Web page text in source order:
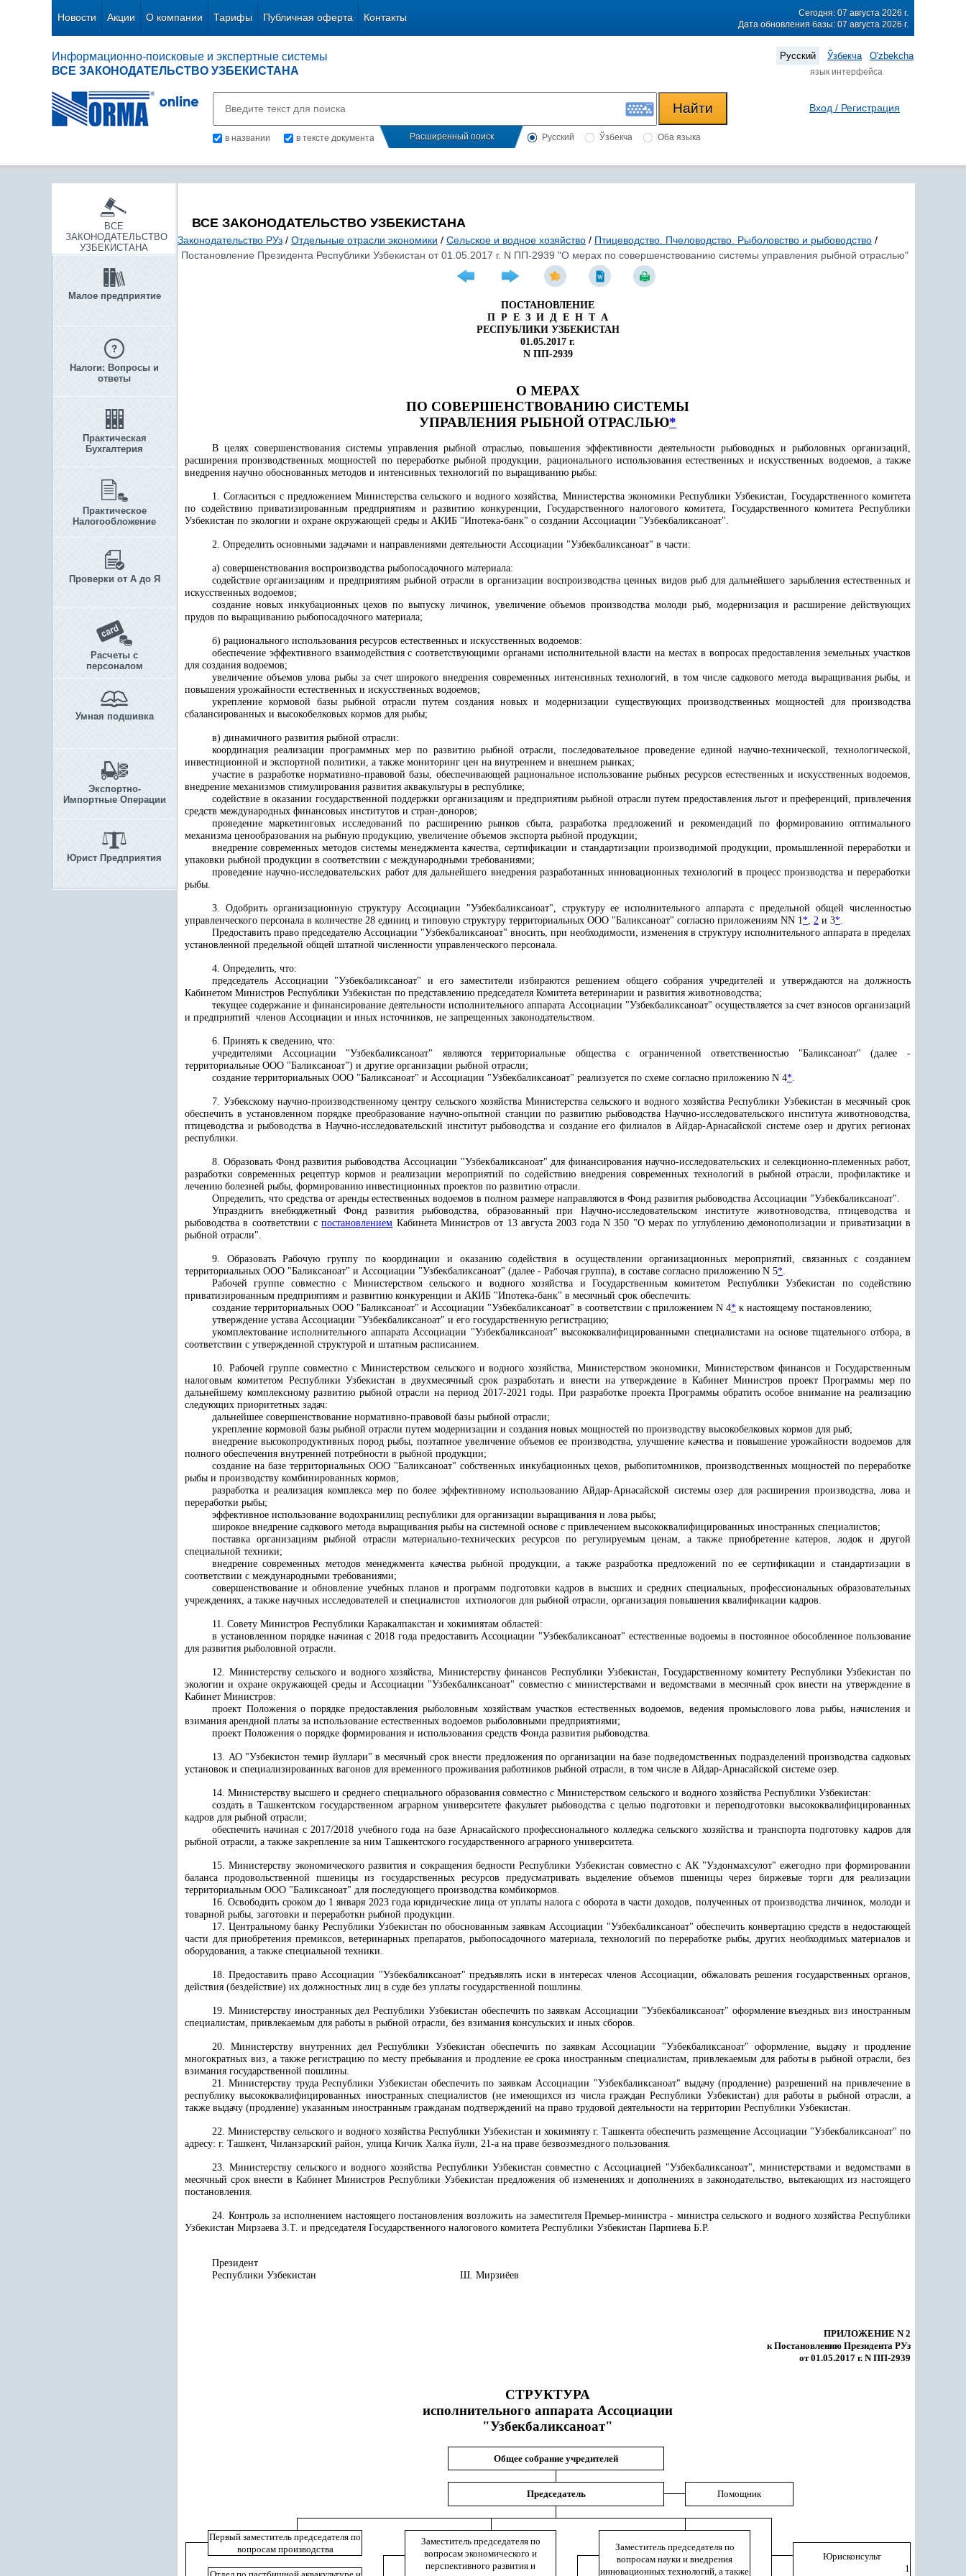
Новости Акции О компании Тарифы Публичная оферта Контакты
Сегодня: 07 августа 2026 г.
Дата обновления базы: 07 августа 2026 г.
Информационно-поисковые и экспертные системы
ВСЕ ЗАКОНОДАТЕЛЬСТВО УЗБЕКИСТАНА
Русский Ўзбекча O'zbekcha
язык интерфейса
в названии в тексте документа Расширенный поиск Русский Ўзбекча Оба языка
Вход / Регистрация
ВСЕ
ЗАКОНОДАТЕЛЬСТВО
УЗБЕКИСТАНА
Малое предприятие
Налоги: Вопросы и
ответы
Практическая
Бухгалтерия
Практическое
Налогообложение
Проверки от А до Я
Расчеты с
персоналом
Умная подшивка
Экспортно-
Импортные Операции
Юрист Предприятия
ВСЕ ЗАКОНОДАТЕЛЬСТВО УЗБЕКИСТАНА
Законодательство РУз / Отдельные отрасли экономики / Сельское и водное хозяйство / Птицеводство. Пчеловодство. Рыболовство и рыбоводство /
Постановление Президента Республики Узбекистан от 01.05.2017 г. N ПП-2939 "О мерах по совершенствованию системы управления рыбной отраслью"
ПОСТАНОВЛЕНИЕ
П Р Е З И Д Е Н Т А
РЕСПУБЛИКИ УЗБЕКИСТАН
01.05.2017 г.
N ПП-2939
О МЕРАХ
ПО СОВЕРШЕНСТВОВАНИЮ СИСТЕМЫ
УПРАВЛЕНИЯ РЫБНОЙ ОТРАСЛЬЮ*
В целях совершенствования системы управления рыбной отраслью, повышения эффективности деятельности рыбоводных и рыболовных организаций,
расширения производственных мощностей по переработке рыбной продукции, рационального использования естественных и искусственных водоемов, а также
внедрения научно обоснованных методов и интенсивных технологий по выращиванию рыбы:
1. Согласиться с предложением Министерства сельского и водного хозяйства, Министерства экономики Республики Узбекистан, Государственного комитета
по содействию приватизированным предприятиям и развитию конкуренции, Государственного налогового комитета, Государственного комитета Республики
Узбекистан по экологии и охране окружающей среды и АКИБ "Ипотека-банк" о создании Ассоциации "Узбекбаликсаноат".
2. Определить основными задачами и направлениями деятельности Ассоциации "Узбекбаликсаноат" в части:
а) совершенствования воспроизводства рыбопосадочного материала:
содействие организациям и предприятиям рыбной отрасли в организации воспроизводства ценных видов рыб для дальнейшего зарыбления естественных и
искусственных водоемов;
создание новых инкубационных цехов по выпуску личинок, увеличение объемов производства молоди рыб, модернизация и расширение действующих
прудов по выращиванию рыбопосадочного материала;
б) рационального использования ресурсов естественных и искусственных водоемов:
обеспечение эффективного взаимодействия с соответствующими органами исполнительной власти на местах в вопросах предоставления земельных участков
для создания водоемов;
увеличение объемов улова рыбы за счет широкого внедрения современных интенсивных технологий, в том числе садкового метода выращивания рыбы, и
повышения урожайности естественных и искусственных водоемов;
укрепление кормовой базы рыбной отрасли путем создания новых и модернизации существующих производственных мощностей для производства
сбалансированных и высокобелковых кормов для рыбы;
в) динамичного развития рыбной отрасли:
координация реализации программных мер по развитию рыбной отрасли, последовательное проведение единой научно-технической, технологической,
инвестиционной и экспортной политики, а также мониторинг цен на внутреннем и внешнем рынках;
участие в разработке нормативно-правовой базы, обеспечивающей рациональное использование рыбных ресурсов естественных и искусственных водоемов,
внедрение механизмов стимулирования развития аквакультуры в республике;
содействие в оказании государственной поддержки организациям и предприятиям рыбной отрасли путем предоставления льгот и преференций, привлечения
средств международных финансовых институтов и стран-доноров;
проведение маркетинговых исследований по расширению рынков сбыта, разработка предложений и рекомендаций по формированию оптимального
механизма ценообразования на рыбную продукцию, увеличение объемов экспорта рыбной продукции;
внедрение современных методов системы менеджмента качества, сертификации и стандартизации производимой продукции, промышленной переработки и
упаковки рыбной продукции в соответствии с международными требованиями;
проведение научно-исследовательских работ для дальнейшего внедрения разработанных инновационных технологий в процесс производства и переработки
рыбы.
3. Одобрить организационную структуру Ассоциации "Узбекбаликсаноат", структуру ее исполнительного аппарата с предельной общей численностью
управленческого персонала в количестве 28 единиц и типовую структуру территориальных ООО "Баликсаноат" согласно приложениям NN 1*, 2 и 3*.
Предоставить право председателю Ассоциации "Узбекбаликсаноат" вносить, при необходимости, изменения в структуру исполнительного аппарата в пределах
установленной предельной общей штатной численности управленческого персонала.
4. Определить, что:
председатель Ассоциации "Узбекбаликсаноат" и его заместители избираются решением общего собрания учредителей и утверждаются на должность
Кабинетом Министров Республики Узбекистан по представлению председателя Комитета ветеринарии и развития животноводства;
текущее содержание и финансирование деятельности исполнительного аппарата Ассоциации "Узбекбаликсаноат" осуществляется за счет взносов организаций
и предприятий членов Ассоциации и иных источников, не запрещенных законодательством.
6. Принять к сведению, что:
учредителями Ассоциации "Узбекбаликсаноат" являются территориальные общества c ограниченной ответственностью "Баликсаноат" (далее -
территориальные ООО "Баликсаноат") и другие организации рыбной отрасли;
создание территориальных ООО "Баликсаноат" и Ассоциации "Узбекбаликсаноат" реализуется по схеме согласно приложению N 4*.
7. Узбекскому научно-производственному центру сельского хозяйства Министерства сельского и водного хозяйства Республики Узбекистан в месячный срок
обеспечить в установленном порядке преобразование научно-опытной станции по развитию рыбоводства Научно-исследовательского института животноводства,
птицеводства и рыбоводства в Научно-исследовательский институт рыбоводства и создание его филиалов в Айдар-Арнасайской системе озер и других регионах
республики.
8. Образовать Фонд развития рыбоводства Ассоциации "Узбекбаликсаноат" для финансирования научно-исследовательских и селекционно-племенных работ,
разработки современных рецептур кормов и реализации мероприятий по содействию внедрения современных технологий в рыбной отрасли, профилактике и
лечению болезней рыбы, формированию инвестиционных проектов по развитию отрасли.
Определить, что средства от аренды естественных водоемов в полном размере направляются в Фонд развития рыбоводства Ассоциации "Узбекбаликсаноат".
Упразднить внебюджетный Фонд развития рыбоводства, образованный при Научно-исследовательском институте животноводства, птицеводства и
рыбоводства в соответствии спостановлением Кабинета Министров от 13 августа 2003 года N 350 "О мерах по углублению демонополизации и приватизации в
рыбной отрасли".
9. Образовать Рабочую группу по координации и оказанию содействия в осуществлении организационных мероприятий, связанных с созданием
территориальных ООО "Баликсаноат" и Ассоциации "Узбекбаликсаноат" (далее - Рабочая группа), в составе согласно приложению N 5*.
Рабочей группе совместно с Министерством сельского и водного хозяйства и Государственным комитетом Республики Узбекистан по содействию
приватизированным предприятиям и развитию конкуренции и АКИБ "Ипотека-банк" в месячный срок обеспечить:
создание территориальных ООО "Баликсаноат" и Ассоциации "Узбекбаликсаноат" в соответствии с приложением N 4* к настоящему постановлению;
утверждение устава Ассоциации "Узбекбаликсаноат" и его государственную регистрацию;
укомплектование исполнительного аппарата Ассоциации "Узбекбаликсаноат" высококвалифицированными специалистами на основе тщательного отбора, в
соответствии с утвержденной структурой и штатным расписанием.
10. Рабочей группе совместно с Министерством сельского и водного хозяйства, Министерством экономики, Министерством финансов и Государственным
налоговым комитетом Республики Узбекистан в двухмесячный срок разработать и внести на утверждение в Кабинет Министров проект Программы мер по
дальнейшему комплексному развитию рыбной отрасли на период 2017-2021 годы. При разработке проекта Программы обратить особое внимание на реализацию
следующих приоритетных задач:
дальнейшее совершенствование нормативно-правовой базы рыбной отрасли;
укрепление кормовой базы рыбной отрасли путем модернизации и создания новых мощностей по производству высокобелковых кормов для рыб;
внедрение высокопродуктивных пород рыбы, поэтапное увеличение объемов ее производства, улучшение качества и повышение урожайности водоемов для
полного обеспечения внутренней потребности в рыбной продукции;
создание на базе территориальных ООО "Баликсаноат" собственных инкубационных цехов, рыбопитомников, производственных мощностей по переработке
рыбы и производству комбинированных кормов;
разработка и реализация комплекса мер по более эффективному использованию Айдар-Арнасайской системы озер для расширения производства, лова и
переработки рыбы;
эффективное использование водохранилищ республики для организации выращивания и лова рыбы;
широкое внедрение садкового метода выращивания рыбы на системной основе с привлечением высококвалифицированных иностранных специалистов;
поставка организациям рыбной отрасли материально-технических ресурсов по регулируемым ценам, а также приобретение катеров, лодок и другой
специальной техники;
внедрение современных методов менеджмента качества рыбной продукции, а также разработка предложений по ее сертификации и стандартизации в
соответствии с международными требованиями;
совершенствование и обновление учебных планов и программ подготовки кадров в высших и средних специальных, профессиональных образовательных
учреждениях, а также научных исследователей и специалистов ихтиологов для рыбной отрасли, организация повышения квалификации кадров.
11. Совету Министров Республики Каракалпакстан и хокимиятам областей:
в установленном порядке начиная с 2018 года предоставить Ассоциации "Узбекбаликсаноат" естественные водоемы в постоянное обособленное пользование
для развития рыболовной отрасли.
12. Министерству сельского и водного хозяйства, Министерству финансов Республики Узбекистан, Государственному комитету Республики Узбекистан по
экологии и охране окружающей среды и Ассоциации "Узбекбаликсаноат" совместно с министерствами и ведомствами в месячный срок внести на утверждение в
Кабинет Министров:
проект Положения о порядке предоставления рыболовным хозяйствам участков естественных водоемов, ведения промыслового лова рыбы, начисления и
взимания арендной платы за использование естественных водоемов рыболовными предприятиями;
проект Положения о порядке формирования и использования средств Фонда развития рыбоводства.
13. АО "Узбекистон темир йуллари" в месячный срок внести предложения по организации на базе подведомственных подразделений производства садковых
установок и специализированных вагонов для временного проживания работников рыбной отрасли, в том числе в Айдар-Арнасайской системе озер.
14. Министерству высшего и среднего специального образования совместно с Министерством сельского и водного хозяйства Республики Узбекистан:
создать в Ташкентском государственном аграрном университете факультет рыбоводства с целью подготовки и переподготовки высококвалифицированных
кадров для рыбной отрасли;
обеспечить начиная с 2017/2018 учебного года на базе Арнасайского профессионального колледжа сельского хозяйства и транспорта подготовку кадров для
рыбной отрасли, а также закрепление за ним Ташкентского государственного аграрного университета.
15.Министерству экономического развития и сокращения бедности Республики Узбекистан совместно с АК "Уздонмахсулот" ежегодно при формировании
баланса продовольственной пшеницы из государственных ресурсов предусматривать выделение объемов пшеницы через биржевые торги для реализации
территориальным ООО "Баликсаноат" для последующего производства комбикормов.
16. Освободить сроком до 1 января 2023 года юридические лица от уплаты налога с оборота в части доходов, полученных от производства личинок, молоди и
товарной рыбы, заготовки и переработки рыбной продукции.
17. Центральному банку Республики Узбекистан по обоснованным заявкам Ассоциации "Узбекбаликсаноат" обеспечить конвертацию средств в недостающей
части для приобретения премиксов, ветеринарных препаратов, рыбопосадочного материала, технологий по переработке рыбы, других необходимых материалов и
оборудования, а также специальной техники.
18. Предоставить право Ассоциации "Узбекбаликсаноат" предъявлять иски в интересах членов Ассоциации, обжаловать решения государственных органов,
действия (бездействие) их должностных лиц в суде без уплаты государственной пошлины.
19. Министерству иностранных дел Республики Узбекистан обеспечить по заявкам Ассоциации "Узбекбаликсаноат" оформление въездных виз иностранным
специалистам, привлекаемым для работы в рыбной отрасли, без взимания консульских и иных сборов.
20. Министерству внутренних дел Республики Узбекистан обеспечить по заявкам Ассоциации "Узбекбаликсаноат" оформление, выдачу и продление
многократных виз, а также регистрацию по месту пребывания и продление ее срока иностранным специалистам, привлекаемым для работы в рыбной отрасли, без
взимания государственной пошлины.
21. Министерству труда Республики Узбекистан обеспечить по заявкам Ассоциации "Узбекбаликсаноат" выдачу (продление) разрешений на привлечение в
республику высококвалифицированных иностранных специалистов (не имеющихся из числа граждан Республики Узбекистан) для работы в рыбной отрасли, а
также выдачу (продление) указанным иностранным гражданам подтверждений на право трудовой деятельности на территории Республики Узбекистан.
22. Министерству сельского и водного хозяйства Республики Узбекистан и хокимияту г. Ташкента обеспечить размещение Ассоциации "Узбекбаликсаноат" по
адресу: г. Ташкент, Чиланзарский район, улица Кичик Халка йули, 21-а на праве безвозмездного пользования.
23. Министерству сельского и водного хозяйства Республики Узбекистан совместно с Ассоциацией "Узбекбаликсаноат", министерствами и ведомствами в
месячный срок внести в Кабинет Министров Республики Узбекистан предложения об изменениях и дополнениях в законодательство, вытекающих из настоящего
постановления.
24. Контроль за исполнением настоящего постановления возложить на заместителя Премьер-министра - министра сельского и водного хозяйства Республики
Узбекистан Мирзаева З.Т. и председателя Государственного налогового комитета Республики Узбекистан Парпиева Б.Р.
Президент
Республики Узбекистан Ш. Мирзиёев
ПРИЛОЖЕНИЕ N 2
к Постановлению Президента РУз
от01.05.2017 г. N ПП-2939
СТРУКТУРА
исполнительного аппарата Ассоциации
"Узбекбаликсаноат"
Общее собрание учредителей
Председатель Помощник
Первый заместитель председателя по
вопросам производства
Заместитель председателя по
вопросам экономического и
перспективного развития и
Заместитель председателя по
вопросам науки и внедрения
инновационных технологий, а также
Юрисконсульт
1